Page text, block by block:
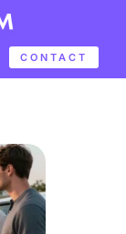
CONTACT